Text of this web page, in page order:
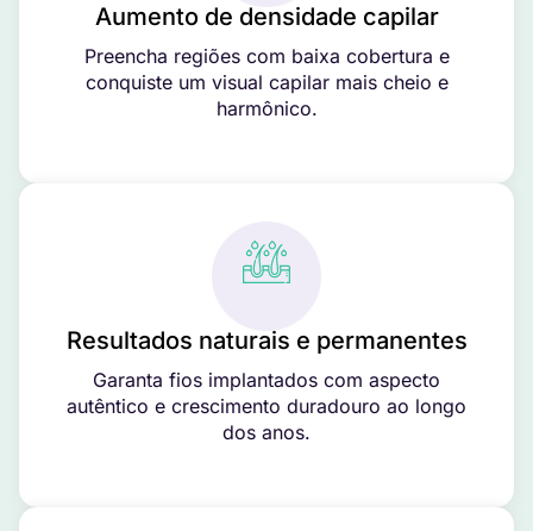
Aumento de densidade capilar
Preencha regiões com baixa cobertura e
conquiste um visual capilar mais cheio e
harmônico.
Resultados naturais e permanentes
Garanta fios implantados com aspecto
autêntico e crescimento duradouro ao longo
dos anos.